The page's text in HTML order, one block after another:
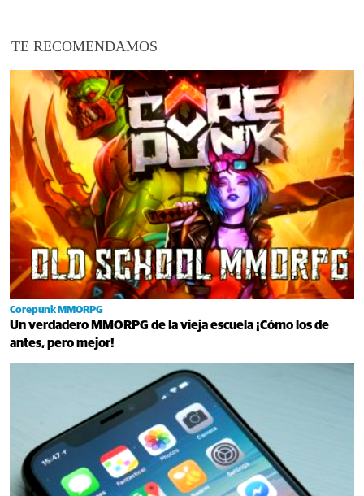
TE RECOMENDAMOS
Corepunk MMORPG
Un verdadero MMORPG de la vieja escuela ¡Cómo los de
antes, pero mejor!